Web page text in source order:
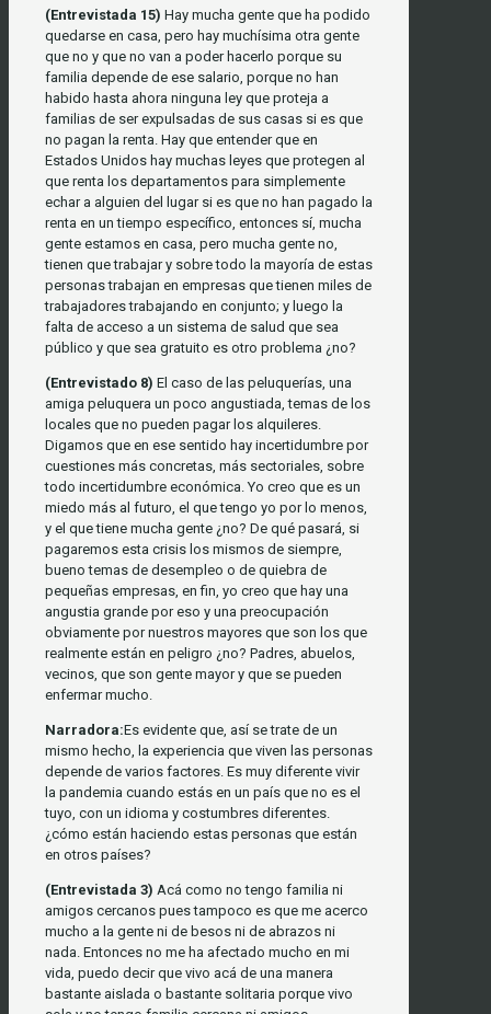
(Entrevistada 15) Hay mucha gente que ha podido
quedarse en casa, pero hay muchísima otra gente
que no y que no van a poder hacerlo porque su
familia depende de ese salario, porque no han
habido hasta ahora ninguna ley que proteja a
familias de ser expulsadas de sus casas si es que
no pagan la renta. Hay que entender que en
Estados Unidos hay muchas leyes que protegen al
que renta los departamentos para simplemente
echar a alguien del lugar si es que no han pagado la
renta en un tiempo específico, entonces sí, mucha
gente estamos en casa, pero mucha gente no,
tienen que trabajar y sobre todo la mayoría de estas
personas trabajan en empresas que tienen miles de
trabajadores trabajando en conjunto; y luego la
falta de acceso a un sistema de salud que sea
público y que sea gratuito es otro problema ¿no?
(Entrevistado 8) El caso de las peluquerías, una
amiga peluquera un poco angustiada, temas de los
locales que no pueden pagar los alquileres.
Digamos que en ese sentido hay incertidumbre por
cuestiones más concretas, más sectoriales, sobre
todo incertidumbre económica. Yo creo que es un
miedo más al futuro, el que tengo yo por lo menos,
y el que tiene mucha gente ¿no? De qué pasará, si
pagaremos esta crisis los mismos de siempre,
bueno temas de desempleo o de quiebra de
pequeñas empresas, en fin, yo creo que hay una
angustia grande por eso y una preocupación
obviamente por nuestros mayores que son los que
realmente están en peligro ¿no? Padres, abuelos,
vecinos, que son gente mayor y que se pueden
enfermar mucho.
Narradora:Es evidente que, así se trate de un
mismo hecho, la experiencia que viven las personas
depende de varios factores. Es muy diferente vivir
la pandemia cuando estás en un país que no es el
tuyo, con un idioma y costumbres diferentes.
¿cómo están haciendo estas personas que están
en otros países?
(Entrevistada 3) Acá como no tengo familia ni
amigos cercanos pues tampoco es que me acerco
mucho a la gente ni de besos ni de abrazos ni
nada. Entonces no me ha afectado mucho en mi
vida, puedo decir que vivo acá de una manera
bastante aislada o bastante solitaria porque vivo